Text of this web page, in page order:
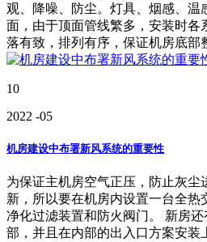
观、降噪、防尘。灯具、烟感、温
面，由于顶面管线繁多，安装时各
落有致，排列有序，保证机房底部
10
2022 -05
机房建设中布署新风系统的重要性
为保证主机房空气正压，防止灰尘
新，所以要在机房内设置一台全热
净化过滤装置和防火阀门。 新房
部，并且在内部的出入口方案安装